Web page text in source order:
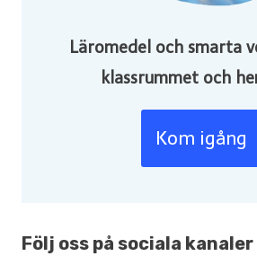
Läromedel och smarta
klassrummet och
Kom igång
Följ oss på sociala kanaler